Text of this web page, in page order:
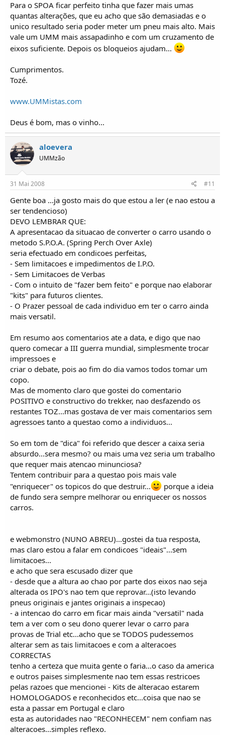
Para o SPOA ficar perfeito tinha que fazer mais umas
quantas alterações, que eu acho que são demasiadas e o
unico resultado seria poder meter um pneu mais alto. Mais
vale um UMM mais assapadinho e com um cruzamento de
eixos suficiente. Depois os bloqueios ajudam...
Cumprimentos.
Tozé.
www.UMMistas.com
Deus é bom, mas o vinho...
aloevera
UMMzão
31 Mai 2008 #11
Gente boa ...ja gosto mais do que estou a ler (e nao estou a
ser tendencioso)
DEVO LEMBRAR QUE:
A apresentacao da situacao de converter o carro usando o
metodo S.P.O.A. (Spring Perch Over Axle)
seria efectuado em condicoes perfeitas,
- Sem limitacoes e impedimentos de I.P.O.
- Sem Limitacoes de Verbas
- Com o intuito de "fazer bem feito" e porque nao elaborar
"kits" para futuros clientes.
- O Prazer pessoal de cada individuo em ter o carro ainda
mais versatil.
Em resumo aos comentarios ate a data, e digo que nao
quero comecar a III guerra mundial, simplesmente trocar
impressoes e
criar o debate, pois ao fim do dia vamos todos tomar um
copo.
Mas de momento claro que gostei do comentario
POSITIVO e constructivo do trekker, nao desfazendo os
restantes TOZ...mas gostava de ver mais comentarios sem
agressoes tanto a questao como a individuos...
So em tom de "dica" foi referido que descer a caixa seria
absurdo...sera mesmo? ou mais uma vez seria um trabalho
que requer mais atencao minunciosa?
Tentem contribuir para a questao pois mais vale
"enriquecer" os topicos do que destruir...
porque a ideia
de fundo sera sempre melhorar ou enriquecer os nossos
carros.
e webmonstro (NUNO ABREU)...gostei da tua resposta,
mas claro estou a falar em condicoes "ideais"...sem
limitacoes...
e acho que sera escusado dizer que
- desde que a altura ao chao por parte dos eixos nao seja
alterada os IPO's nao tem que reprovar...(isto levando
pneus originais e jantes originais a inspecao)
- a intencao do carro em ficar mais ainda "versatil" nada
tem a ver com o seu dono querer levar o carro para
provas de Trial etc...acho que se TODOS pudessemos
alterar sem as tais limitacoes e com a alteracoes
CORRECTAS
tenho a certeza que muita gente o faria...o caso da america
e outros paises simplesmente nao tem essas restricoes
pelas razoes que mencionei - Kits de alteracao estarem
HOMOLOGADOS e reconhecidos etc...coisa que nao se
esta a passar em Portugal e claro
esta as autoridades nao "RECONHECEM" nem confiam nas
alteracoes...simples reflexo.